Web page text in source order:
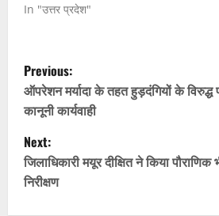
In "उत्तर प्रदेश"
P
o
s
t
n
Previous:
ऑपरेशन मर्यादा के तहत हुड़दंगियों के
कानूनी कार्यवाही
Next:
जिलाधिकारी मयूर दीक्षित ने किया
निरीक्षण